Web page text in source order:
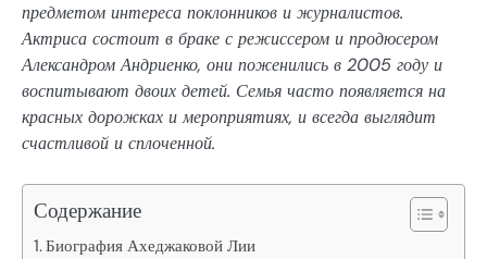
предметом интереса поклонников и журналистов.
Актриса состоит в браке с режиссером и продюсером
Александром Андриенко, они поженились в 2005 году и
воспитывают двоих детей. Семья часто появляется на
красных дорожках и мероприятиях, и всегда выглядит
счастливой и сплоченной.
Содержание
Биография Ахеджаковой Лии